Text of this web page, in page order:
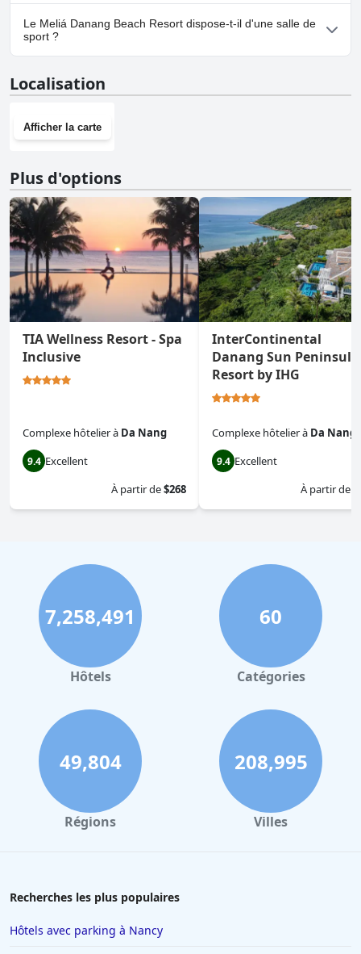
Oui, un parking est disponible à Meliá Danang Beach Resort.
Le Meliá Danang Beach Resort dispose-t-il d'une salle de
sport ?
Localisation
Afficher la carte
Plus d'options
TIA Wellness Resort - Spa
Inclusive
Complexe hôtelierà Da Nang
9.4 Excellent
À partir de$268
InterContinental
Danang Sun Peninsula
Resort by IHG
Complexe hôtelierà Da Nang
9.4 Excellent
À partir de
7,258,491
Hôtels
60
Catégories
49,804
Régions
208,995
Villes
Recherches les plus populaires
Hôtels avec parking à Nancy